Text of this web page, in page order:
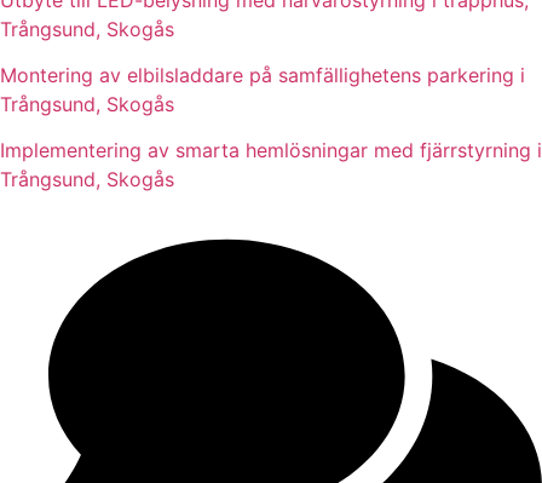
Trångsund, Skogås
Montering av elbilsladdare på samfällighetens parkering i
Trångsund, Skogås
Implementering av smarta hemlösningar med fjärrstyrning i
Trångsund, Skogås